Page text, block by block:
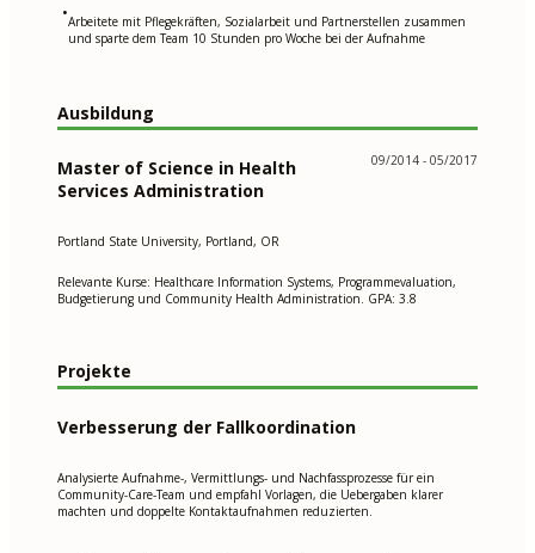
•Arbeitete mit Pflegekräften, Sozialarbeit und Partnerstellen zusammen
und sparte dem Team 10 Stunden pro Woche bei der Aufnahme
Ausbildung
Master of Science in Health
Services Administration
09/2014 - 05/2017
Portland State University, Portland, OR
Relevante Kurse: Healthcare Information Systems, Programmevaluation,
Budgetierung und Community Health Administration. GPA: 3.8
Projekte
Verbesserung der Fallkoordination
Analysierte Aufnahme-, Vermittlungs- und Nachfassprozesse für ein
Community-Care-Team und empfahl Vorlagen, die Uebergaben klarer
machten und doppelte Kontaktaufnahmen reduzierten.